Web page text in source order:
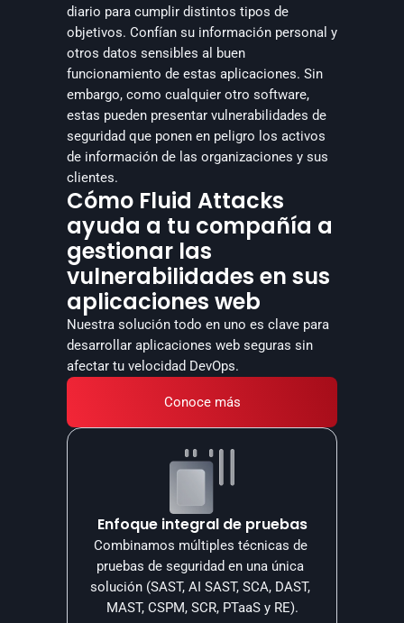
diario para cumplir distintos tipos de
objetivos. Confían su información personal y
otros datos sensibles al buen
funcionamiento de estas aplicaciones. Sin
embargo, como cualquier otro software,
estas pueden presentar vulnerabilidades de
seguridad que ponen en peligro los activos
de información de las organizaciones y sus
clientes.
Cómo Fluid Attacks
ayuda a tu compañía a
gestionar las
vulnerabilidades en sus
aplicaciones web
Nuestra solución todo en uno es clave para
desarrollar aplicaciones web seguras sin
afectar tu velocidad DevOps.
Conoce más
Enfoque integral de pruebas
Combinamos múltiples técnicas de
pruebas de seguridad en una única
solución (SAST, AI SAST, SCA, DAST,
MAST, CSPM, SCR, PTaaS y RE).